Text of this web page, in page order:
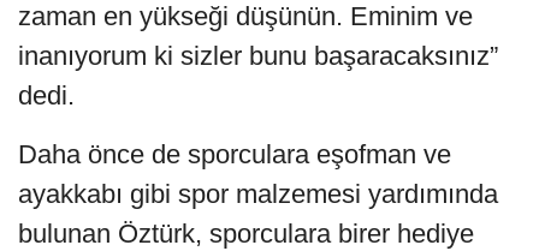
zaman en yükseği düşünün. Eminim ve
inanıyorum ki sizler bunu başaracaksınız”
dedi.
Daha önce de sporculara eşofman ve
ayakkabı gibi spor malzemesi yardımında
bulunan Öztürk, sporculara birer hediye